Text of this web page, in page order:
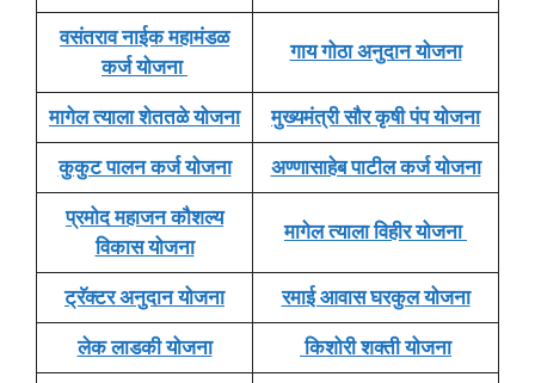
वसंतराव नाईक महामंडळ
कर्ज योजना
गाय गोठा अनुदान योजना
मागेल त्याला शेततळे योजना मुख्यमंत्री सौर कृषी पंप योजना
कुकुट पालन कर्ज योजना अण्णासाहेब पाटील कर्ज योजना
प्रमोद महाजन कौशल्य
विकास योजना
मागेल त्याला विहीर योजना
ट्रॅक्टर अनुदान योजना रमाई आवास घरकुल योजना
लेक लाडकी योजना किशोरी शक्ती योजना